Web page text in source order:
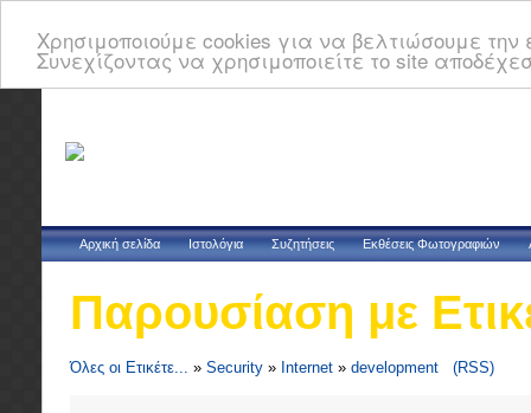
Χρησιμοποιούμε cookies για να βελτιώσουμε
Συνεχίζοντας να χρησιμοποιείτε το site
Αρχική σελίδα Ιστολόγια Συζητήσεις Εκθέσεις Φωτογραφιών
Παρουσίαση με
Όλες οι Ετικέτε... » Security » Internet » development (RSS)